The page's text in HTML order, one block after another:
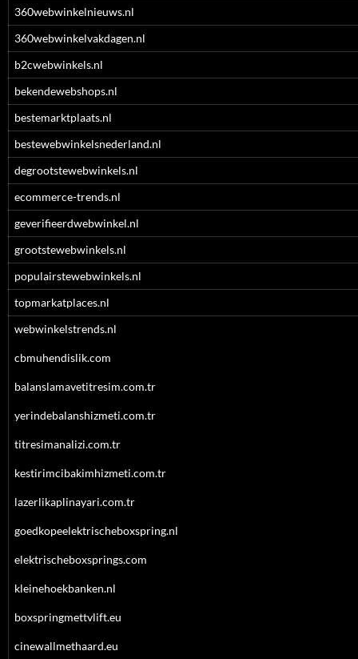
360webwinkelnieuws.nl
360webwinkelvakdagen.nl
b2cwebwinkels.nl
bekendewebshops.nl
bestemarktplaats.nl
bestewebwinkelsnederland.nl
degrootstewebwinkels.nl
ecommerce-trends.nl
geverifieerdwebwinkel.nl
grootstewebwinkels.nl
populairstewebwinkels.nl
topmarkatplaces.nl
webwinkelstrends.nl
cbmuhendislik.com
balanslamavetitresim.com.tr
yerindebalanshizmeti.com.tr
titresimanalizi.com.tr
kestirimcibakimhizmeti.com.tr
lazerlikaplinayari.com.tr
goedkopeelektrischeboxspring.nl
elektrischeboxsprings.com
kleinehoekbanken.nl
boxspringmettvlift.eu
cinewallmethaard.eu